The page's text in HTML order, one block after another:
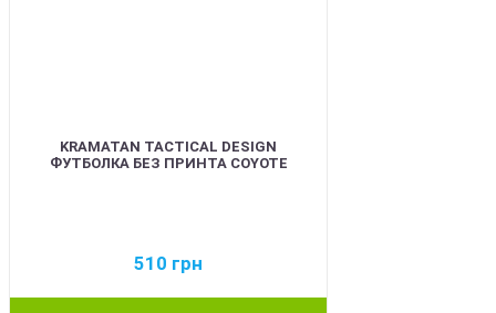
KRAMATAN TACTICAL DESIGN
ФУТБОЛКА БЕЗ ПРИНТА COYOTE
510 грн